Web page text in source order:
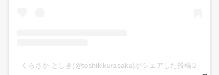
くらさか としき(@toshikikurasaka)がシェアした投稿